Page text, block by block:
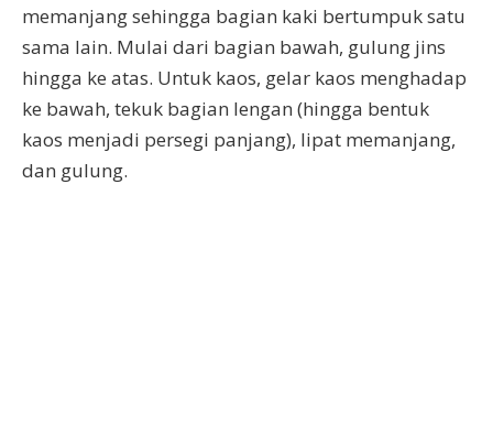
memanjang sehingga bagian kaki bertumpuk satu
sama lain. Mulai dari bagian bawah, gulung jins
hingga ke atas. Untuk kaos, gelar kaos menghadap
ke bawah, tekuk bagian lengan (hingga bentuk
kaos menjadi persegi panjang), lipat memanjang,
dan gulung.